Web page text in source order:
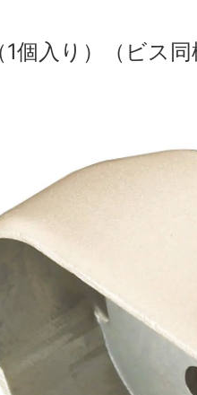
個入り）（ビス同